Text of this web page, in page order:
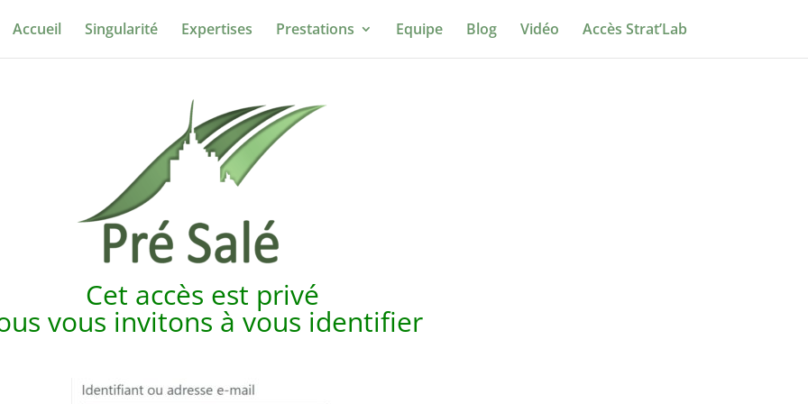
Accueil Singularité Expertises Prestations Equipe Blog Vidéo Accès Strat’Lab
Cet accès est privé
vous invitons à vous identifier